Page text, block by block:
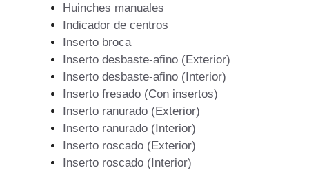
Huinches manuales
Indicador de centros
Inserto broca
Inserto desbaste-afino (Exterior)
Inserto desbaste-afino (Interior)
Inserto fresado (Con insertos)
Inserto ranurado (Exterior)
Inserto ranurado (Interior)
Inserto roscado (Exterior)
Inserto roscado (Interior)